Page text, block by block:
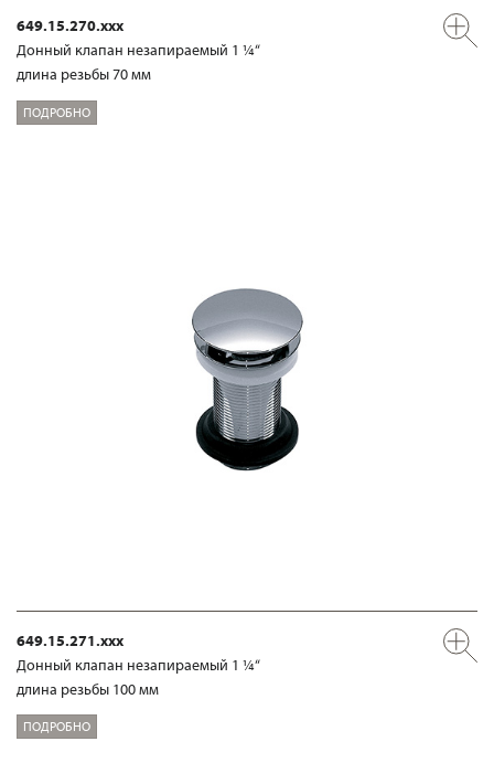
649.15.270.xxx
Донный клапан незапираемый 1 ¼“
длина резьбы 70 мм
ПОДРОБНО
649.15.271.xxx
Донный клапан незапираемый 1 ¼“
длина резьбы 100 мм
ПОДРОБНО